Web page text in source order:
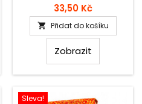
Cena
33,50 Kč
 Přidat do košíku
Zobrazit
Sleva!